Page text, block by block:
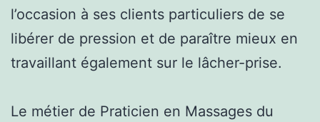
l’occasion à ses clients particuliers de se
libérer de pression et de paraître mieux en
travaillant également sur le lâcher-prise.
Le métier de Praticien en Massages du